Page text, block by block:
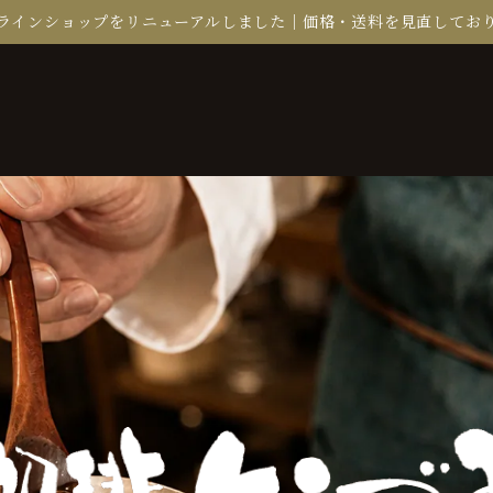
インショップをリニューアルしました｜価格・送料を見直してお